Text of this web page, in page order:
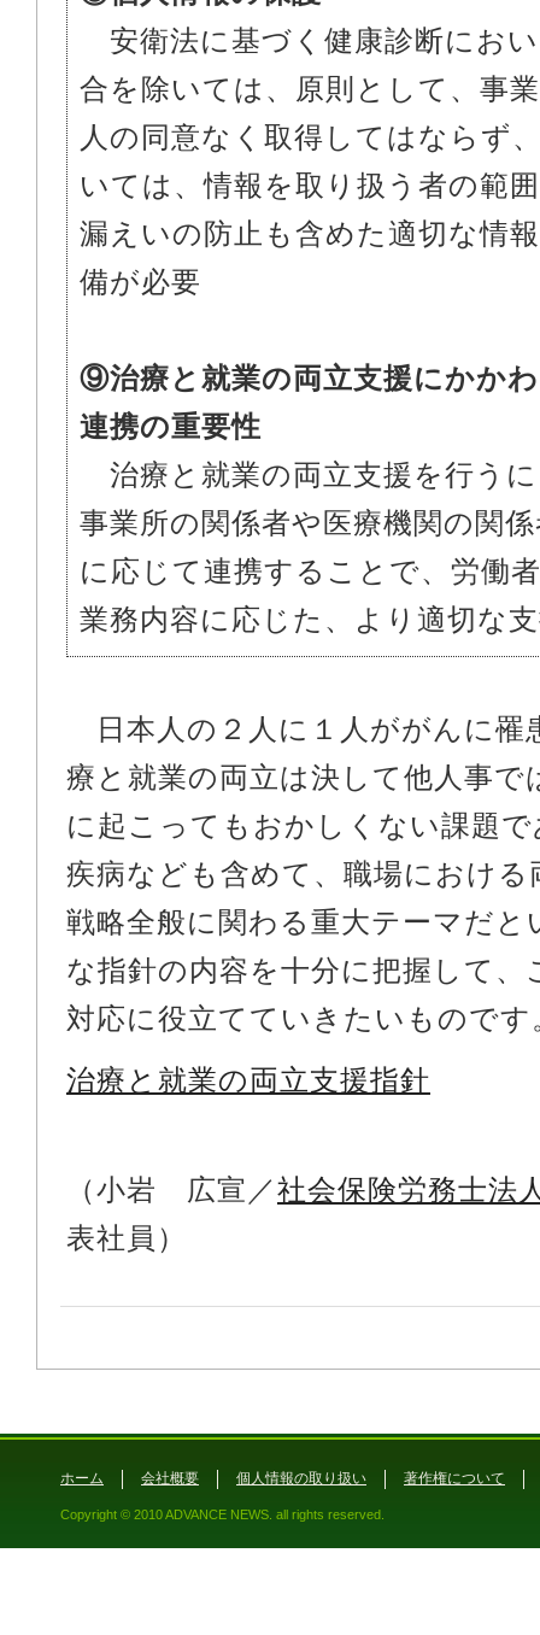
安衛法に基づく健康診断にお
合を除いては、原則として、事
人の同意なく取得してはならず
いては、情報を取り扱う者の範
漏えいの防止も含めた適切な情
備が必要
⑨治療と就業の両立支援にかか
連携の重要性
治療と就業の両立支援を行う
事業所の関係者や医療機関の関
に応じて連携することで、労働
業務内容に応じた、より適切な
日本人の２人に１人ががんに罹
療と就業の両立は決して他人事で
に起こってもおかしくない課題
疾病なども含めて、職場における
戦略全般に関わる重大テーマだと
な指針の内容を十分に把握して、
対応に役立てていきたいものです
治療と就業の両立支援指針
（小岩 広宣／社会保険労務士法
表社員）
ホーム 会社概要 個人情報の取り扱い 著作権について
Copyright © 2010 ADVANCE NEWS. all rights reserved.